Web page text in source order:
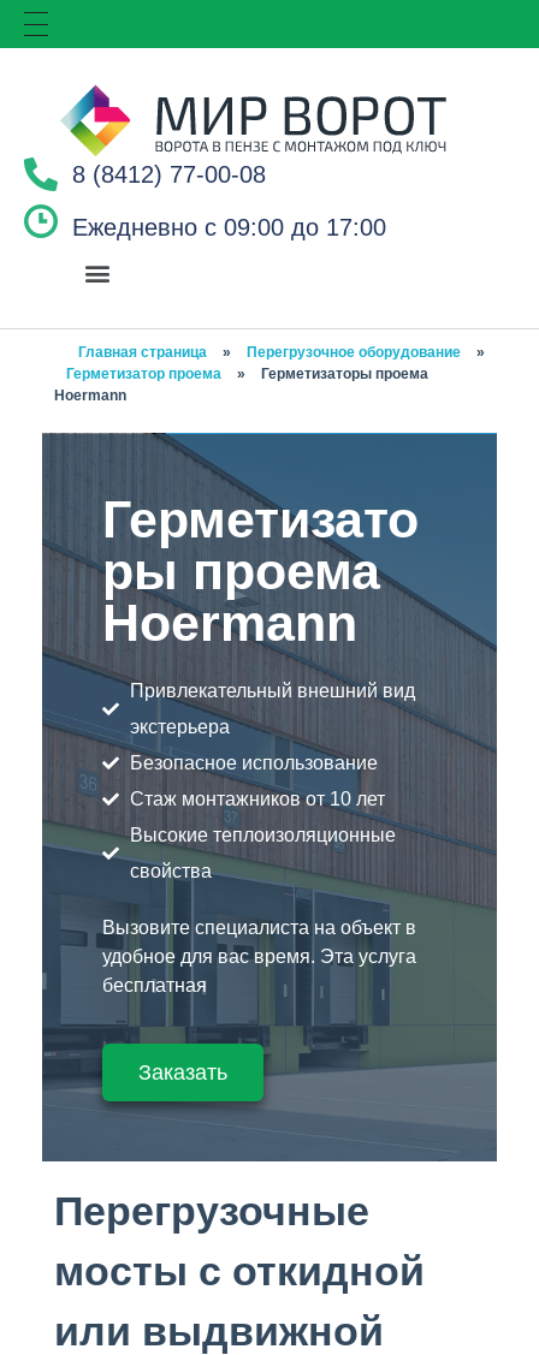
8 (8412) 77-00-08
Ежедневно с 09:00 до 17:00
Главная страница » Перегрузочное оборудование
»
Герметизатор проема
»
Герметизаторы проема
Hoermann
Герметизато
ры проема
Hoermann
Привлекательный внешний вид
экстерьера
Безопасное использование
Стаж монтажников от 10 лет
Высокие теплоизоляционные
свойства
Вызовите специалиста на объект в
удобное для вас время. Эта услуга
бесплатная
Заказать
Перегрузочные
мосты с откидной
или выдвижной